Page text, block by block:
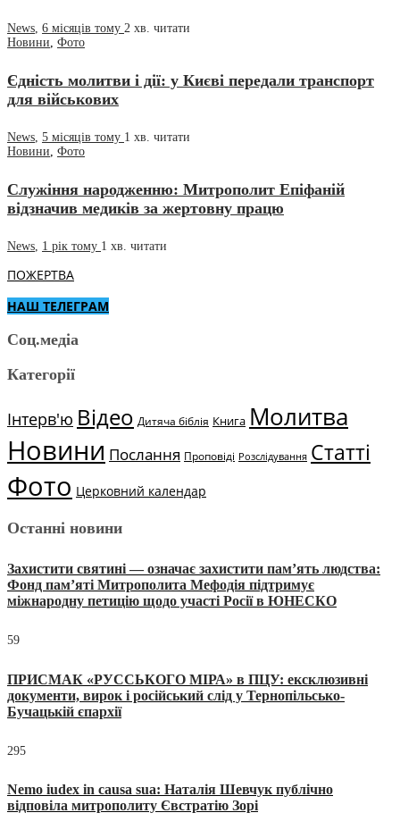
News 6 місяців тому 2 хв. читати
Новини Фото
Єдність молитви і дії: у Києві передали транспорт
для військових
News 5 місяців тому 1 хв. читати
Новини Фото
Служіння народженню: Митрополит Епіфаній
відзначив медиків за жертовну працю
News 1 рік тому 1 хв. читати
ПОЖЕРТВА
НАШ ТЕЛЕГРАМ
Соц.медіа
Категорії
Інтерв'ю Відео Дитяча біблія Книга Молитва
Новини Послання Проповіді Розслідування Статті
Фото Церковний календар
Останні новини
Захистити святині — означає захистити пам’ять людства:
Фонд пам’яті Митрополита Мефодія підтримує
міжнародну петицію щодо участі Росії в ЮНЕСКО
59
ПРИСМАК «РУССЬКОГО МІРА» в ПЦУ: ексклюзивні
документи, вирок і російський слід у Тернопільсько-
Бучацькій єпархії
295
Nemo iudex in causa sua: Наталія Шевчук публічно
відповіла митрополиту Євстратію Зорі